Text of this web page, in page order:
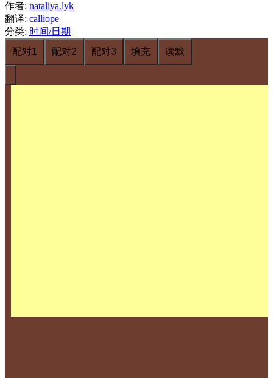
作者: nataliya.lyk
翻译: calliope
分类: 时间/日期
配对1
配对2 配对3 填充 读默